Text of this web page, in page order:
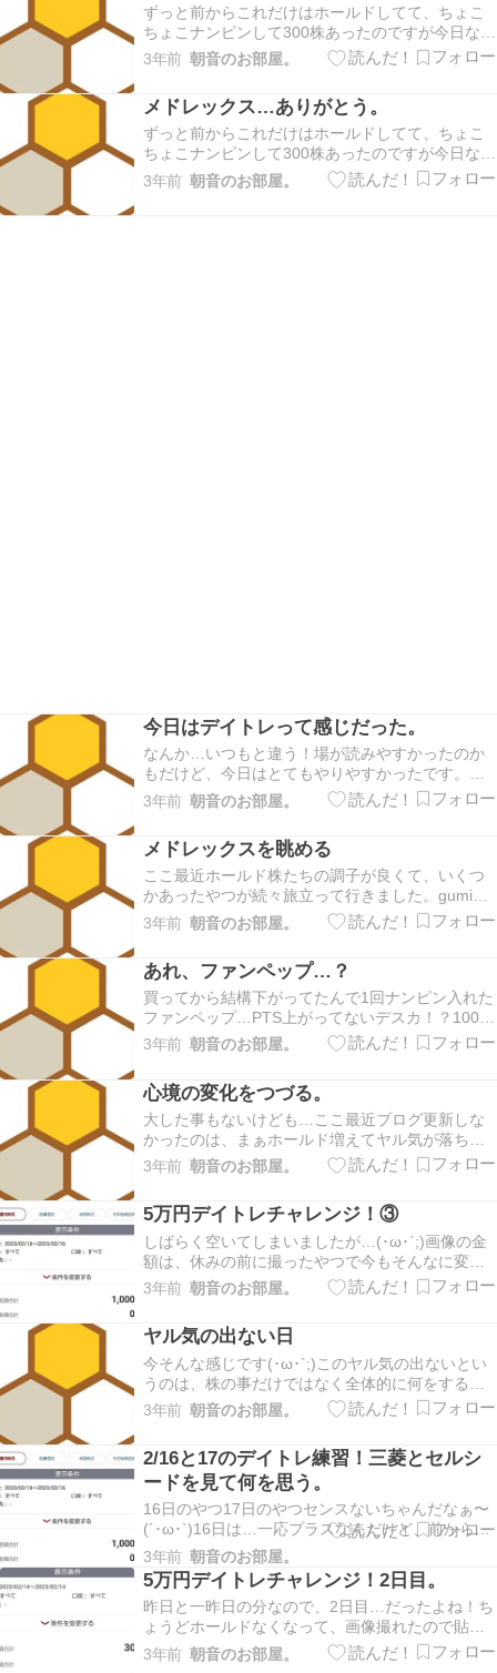
ずっと前からこれだけはホールドしてて、ちょこ
ちょこナンピンして300株あったのですが今日なく
なりました。ありがとうありがとう。やっぱり損
切りよりホールドのが夢はありますね。今のとこ
つもないですし。SBI証券の方でも100株あったけ
どそ…
3年前 朝音のお部屋。
メドレックス…ありがとう。
ずっと前からこれだけはホールドしてて、ちょこ
ちょこナンピンして300株あったのですが今日なく
なりました。ありがとうありがとう。やっぱり損
切りよりホールドのが夢はありますね。今のとこ
3年前 朝音のお部屋。
今日はデイトレって感じだった。
なんか…いつもと違う！場が読みやすかったのか
もだけど、今日はとてもやりやすかったです。ち
なみに本日仕事お休みです♪最近儲かってたのはし
ばらくホールドした株を売った分が多かったので
今日はほぼホールドなしでスタート。(2つあった
ホールドの…
3年前 朝音のお部屋。
メドレックスを眺める
ここ最近ホールド株たちの調子が良くて、いくつ
かあったやつが続々旅立って行きました。gumi、
プラス3000円ほど。マネックスは本日、プラス
1600円ほどかな。税金20%引いたら。ただ、マネ
ぱなしだったので、せっかく今日上がったのに…
3年前 朝音のお部屋。
あれ、ファンペップ…？
買ってから結構下がってたんで1回ナンピン入れた
ファンペップ…PTS上がってないデスカ！？100株
はさっさと売っちゃいました(´･ω･`;)それでも
+1000はいったよ…結構な期間(3週間ぐらい
万ぐらいの株だからホールドしてもあまり資…
3年前 朝音のお部屋。
心境の変化をつづる。
大した事もないけども…ここ最近ブログ更新しな
かったのは、まぁホールド増えてヤル気が落ちた
事もあるんですが(´･ω･`;)久々にネトゲで楽しー！
ってなってましたすみません。ネトゲ、めちゃく
ったから、無理にデイトレせんでもいいし。…
と、中…
3年前 朝音のお部屋。
5万円デイトレチャレンジ！③
しばらく空いてしまいましたが…(･ω･`;)画像の金
額は、休みの前に撮ったやつで今もそんなに変わ
りないと思います。ただ、少しホールドできちゃ
いまして…アジアゲートHDってとこなのですが。
っと下がってしまったҨ(´-ω-｀)今ホールドで…
3年前 朝音のお部屋。
ヤル気の出ない日
今そんな感じです(･ω･`;)このヤル気の出ないとい
うのは、株の事だけではなく全体的に何をするの
もダルくなっちゃうのです。ブログも少しサボっ
てしまいました…とりあえず軽くでも、なんか書
のプラスを繰り返してますが、最近ちょこちょこ
高…
3年前 朝音のお部屋。
2/16と17のデイトレ練習！三菱とセルシ
ードを見て何を思う。
16日のやつ17日のやつセンスないちゃんだなぁ〜
(´･ω･`)16日は…一応プラスなんだけど、前からホ
ールドしてたやつがいい感じに売れたので、そん
なもん。ただ、反省点を生かすべく果敢に攻めた
ぜ！結果？高掴みした笑笑本当にセンスないちゃ
んかよぉ〜！！！とりあえず2つ買ってミスった…
3年前 朝音のお部屋。
5万円デイトレチャレンジ！2日目。
昨日と一昨日の分なので、2日目…だったよね！ち
ょうどホールドなくなって、画像撮れたので貼り
ます(*^^*)5万円なので、大事にちょっとずつでも
増やして行けたらなと思ってます。ただ、そした
3年前 朝音のお部屋。